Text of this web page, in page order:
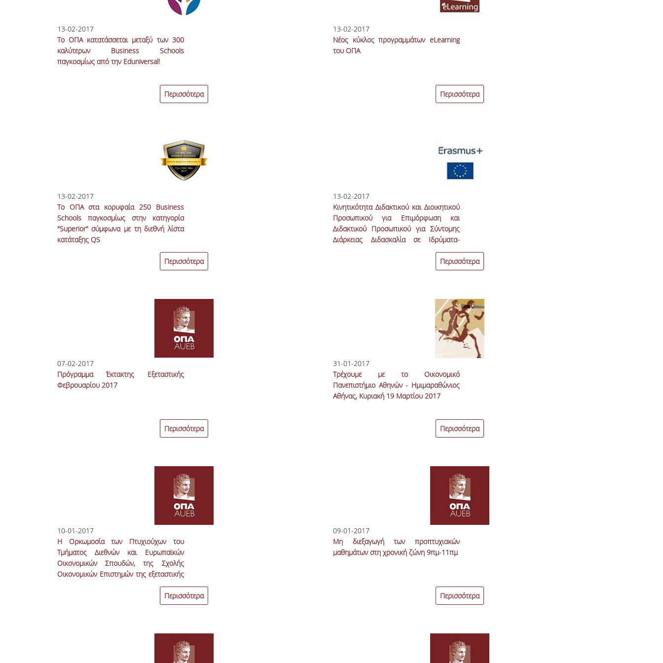
13-02-2017
Το ΟΠΑ κατατάσσεται μεταξύ των 300
καλύτερων Business Schools
παγκοσμίως από την Eduniversal!
Περισσότερα
13-02-2017
Νέος κύκλος προγραμμάτων eLearning
του ΟΠΑ
Περισσότερα
13-02-2017
To OΠΑ στα κορυφαία 250 Business
Schools παγκοσμίως στην κατηγορία
"Superior" σύμφωνα με τη διεθνή λίστα
κατάταξης QS
Περισσότερα
13-02-2017
Κινητικότητα Διδακτικού και Διοικητικού
Προσωπικού για Επιμόρφωση και
Διδακτικού Προσωπικού για Σύντομης
Διάρκειας Διδασκαλία σε Ιδρύματα-
Περισσότερα
07-02-2017
Πρόγραμμα Έκτακτης Εξεταστικής
Φεβρουαρίου 2017
Περισσότερα
31-01-2017
Τρέχουμε με το Οικονομικό
Πανεπιστήμιο Αθηνών - Ημιμαραθώνιος
Αθήνας, Κυριακή 19 Μαρτίου 2017
Περισσότερα
10-01-2017
Η Ορκωμοσία των Πτυχιούχων του
Τμήματος Διεθνών και Ευρωπαϊκών
Οικονομικών Σπουδών, της Σχολής
Οικονομικών Επιστημών της εξεταστικής
περιόδου Σεπτεμβρίου 2016, θα γίνει
την Πέμπτη 16 Φεβρουαρίου 2017 και
ώρα 13:00, στο Αμφιθέατρο του 1ου
Περισσότερα
09-01-2017
Μη διεξαγωγή των προπτυχιακών
μαθημάτων στη χρονική ζώνη 9πμ-11πμ
Περισσότερα